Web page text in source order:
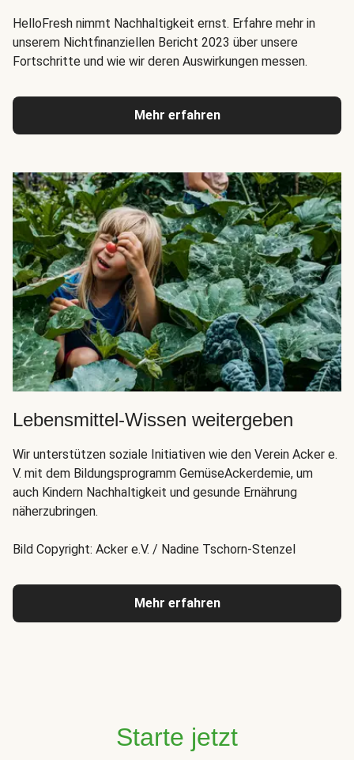
HelloFresh nimmt Nachhaltigkeit ernst. Erfahre mehr in
unserem Nichtfinanziellen Bericht 2023 über unsere
Fortschritte und wie wir deren Auswirkungen messen.
Mehr erfahren
Lebensmittel-Wissen weitergeben
Wir unterstützen soziale Initiativen wie den Verein Acker e.
V. mit dem Bildungsprogramm GemüseAckerdemie, um
auch Kindern Nachhaltigkeit und gesunde Ernährung
näherzubringen.
Bild Copyright: Acker e.V. / Nadine Tschorn-Stenzel
Mehr erfahren
Starte jetzt